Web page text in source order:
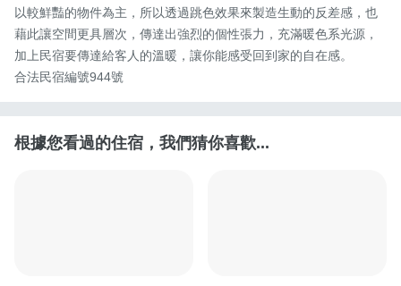
以較鮮豔的物件為主，所以透過跳色效果來製造生動的反差感，也
藉此讓空間更具層次，傳達出強烈的個性張力，充滿暖色系光源，
加上民宿要傳達給客人的溫暖，讓你能感受回到家的自在感。
合法民宿編號944號
根據您看過的住宿，我們猜你喜歡...